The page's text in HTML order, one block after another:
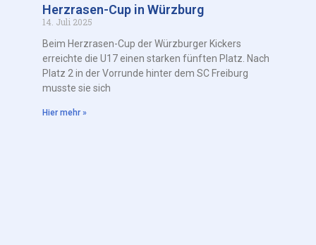
Herzrasen-Cup in Würzburg
14. Juli 2025
Beim Herzrasen-Cup der Würzburger Kickers
erreichte die U17 einen starken fünften Platz. Nach
Platz 2 in der Vorrunde hinter dem SC Freiburg
musste sie sich
Hier mehr »